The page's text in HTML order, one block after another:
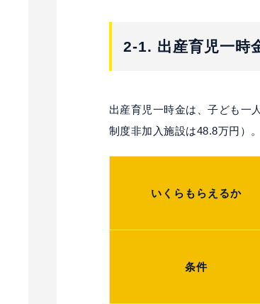
2-1. 出産育児一時
出産育児一時金は、子ども一
制度非加入施設は48.8万円）。
いくらもらえるか
条件